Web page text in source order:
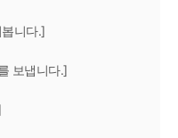
봅니다.]
보냅니다.]